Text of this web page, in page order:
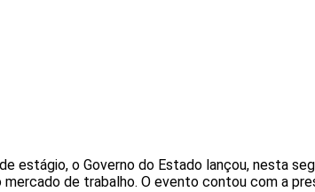
o Governo do Estado lançou, nesta
de trabalho. O evento contou com a